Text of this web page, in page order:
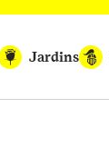
Jardins